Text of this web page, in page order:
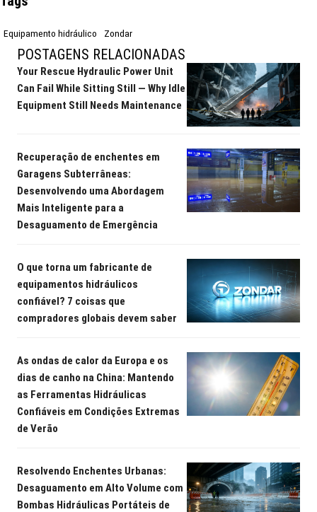
Equipamento hidráulico Zondar
POSTAGENS RELACIONADAS
Your Rescue Hydraulic Power Unit
Can Fail While Sitting Still — Why Idle
Equipment Still Needs Maintenance
Recuperação de enchentes em
Garagens Subterrâneas:
Desenvolvendo uma Abordagem
Mais Inteligente para a
Desaguamento de Emergência
O que torna um fabricante de
equipamentos hidráulicos
confiável? 7 coisas que
compradores globais devem saber
As ondas de calor da Europa e os
dias de canho na China: Mantendo
as Ferramentas Hidráulicas
Confiáveis em Condições Extremas
de Verão
Resolvendo Enchentes Urbanas:
Desaguamento em Alto Volume com
Bombas Hidráulicas Portáteis de